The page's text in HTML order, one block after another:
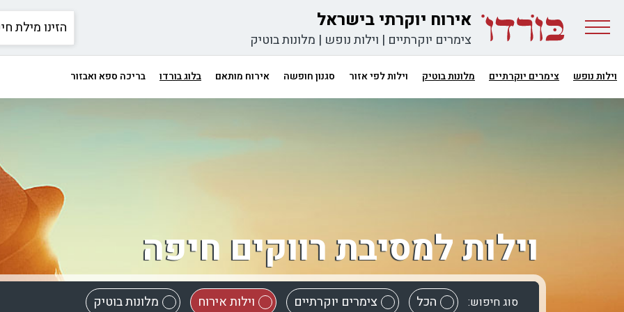
אירוח יוקרתי בישראל
צימרים יוקרתיים | וילות נופש | מלונות בוטיק
וילות נופש צימרים יוקרתיים מלונות בוטיק וילות לפי אזור סגנון חופשה אירוח מותאם בלוג בורדו בריכה ספא ואבזור
וילות למסיבת רווקים חיפה
סוג חיפוש: הכל צימרים יוקרתיים וילות אירוח מלונות בוטיק